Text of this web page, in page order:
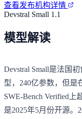
查看发布机构详情
Devstral Small 1.1
模型解读
Devstral Small是法国
型，240亿参数，但是
SWE-Bench Verified上
是2025年5月份开源。